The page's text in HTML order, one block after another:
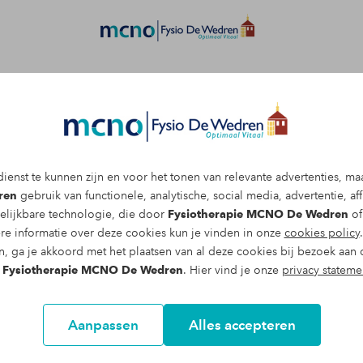
te kunnen zijn en voor het tonen van relevante advertenties,
gebruik van functionele, analytische, social media, advertentie,
technologie, die door Fysiotherapie MCNO De Wedren
informatie over deze cookies kun je vinden in onze cookies policy
ga je akkoord met het plaatsen van al deze cookies bij bezoek aan
Fysiotherapie MCNO De Wedren. Hier vind je onze privacy
Aanpassen Alles accepteren
afspraak maken voor
geraakt? Voor meer informatie kun je een gratis
een persoonlijk gesprek, geheel vrijblijvend,
betekenen voor een langdurig gezonde leefstijl.